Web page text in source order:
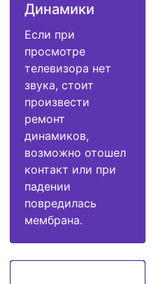
Динамики
Если при
просмотре
телевизора нет
звука, стоит
произвести
ремонт
динамиков,
возможно отошел
контакт или при
падении
повредилась
мембрана.